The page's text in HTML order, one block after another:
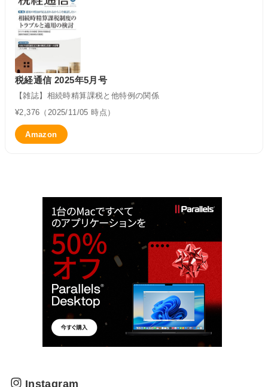
税経通信 2025年5月号
【雑誌】相続時精算課税と他特例の関係
¥2,376（2025/11/05 時点）
Amazon
Instagram